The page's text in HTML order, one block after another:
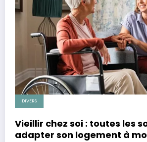
DIVERS
Vieillir chez soi : toutes les
adapter son logement à